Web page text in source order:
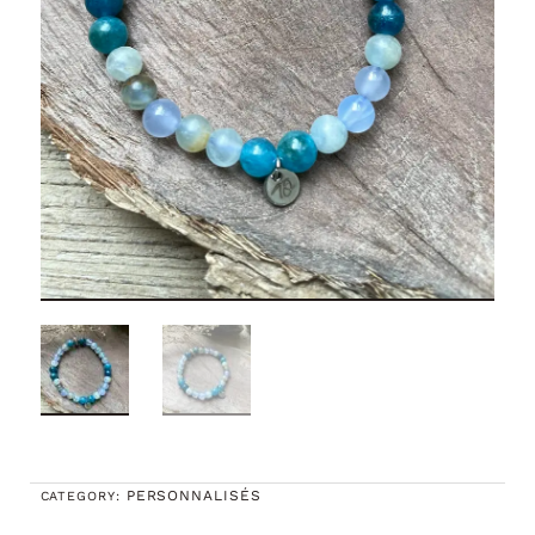
CATEGORY: PERSONNALISÉS